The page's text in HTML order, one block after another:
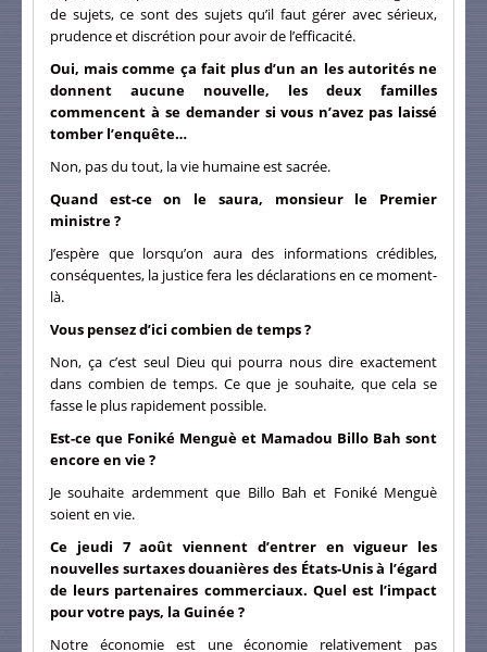
de sujets, ce sont des sujets qu’il faut gérer avec sérieux,
prudence et discrétion pour avoir de l’efficacité.
Oui, mais comme ça fait plus d’un an les autorités ne
donnent aucune nouvelle, les deux familles
commencent à se demander si vous n’avez pas laissé
tomber l’enquête…
Non, pas du tout, la vie humaine est sacrée.
Quand est-ce on le saura, monsieur le Premier
ministre ?
J’espère que lorsqu’on aura des informations crédibles,
conséquentes, la justice fera les déclarations en ce moment-
là.
Vous pensez d’ici combien de temps ?
Non, ça c’est seul Dieu qui pourra nous dire exactement
dans combien de temps. Ce que je souhaite, que cela se
fasse le plus rapidement possible.
Est-ce que Foniké Menguè et Mamadou Billo Bah sont
encore en vie ?
Je souhaite ardemment que Billo Bah et Foniké Menguè
soient en vie.
Ce jeudi 7 août viennent d’entrer en vigueur les
nouvelles surtaxes douanières des États-Unis à l’égard
de leurs partenaires commerciaux. Quel est l’impact
pour votre pays, la Guinée ?
Notre économie est une économie relativement pas